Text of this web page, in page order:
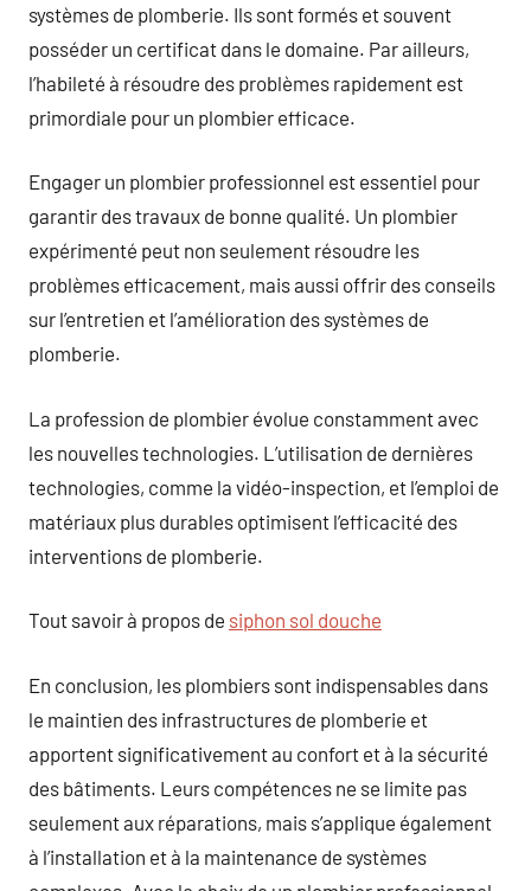
systèmes de plomberie. Ils sont formés et souvent
posséder un certificat dans le domaine. Par ailleurs,
l’habileté à résoudre des problèmes rapidement est
primordiale pour un plombier efficace.
Engager un plombier professionnel est essentiel pour
garantir des travaux de bonne qualité. Un plombier
expérimenté peut non seulement résoudre les
problèmes efficacement, mais aussi offrir des conseils
sur l’entretien et l’amélioration des systèmes de
plomberie.
La profession de plombier évolue constamment avec
les nouvelles technologies. L’utilisation de dernières
technologies, comme la vidéo-inspection, et l’emploi de
matériaux plus durables optimisent l’efficacité des
interventions de plomberie.
Tout savoir à propos de siphon sol douche
En conclusion, les plombiers sont indispensables dans
le maintien des infrastructures de plomberie et
apportent significativement au confort et à la sécurité
des bâtiments. Leurs compétences ne se limite pas
seulement aux réparations, mais s’applique également
à l’installation et à la maintenance de systèmes